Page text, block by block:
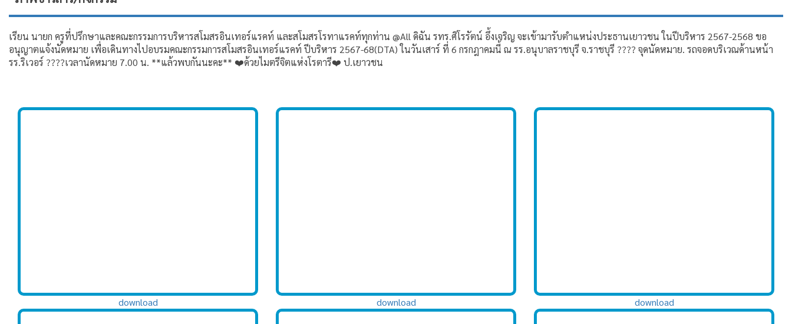
เรียน นายก ครูที่ปรึกษาและคณะกรรมการบริหารสโมสรอินเทอร์แรคท์ และสโมสรโรทาแรคท์ทุกท่าน @All ดิฉัน รทร.ศิโรรัตน์ อึ้งเจริญ จะเข้ามารับตำแหน่งประธานเยาวชน ในปีบริหาร 2567-2568 ขอ
อนุญาตแจ้งนัดหมาย เพื่อเดินทางไปอบรมคณะกรรมการสโมสรอินเทอร์แรคท์ ปีบริหาร 2567-68(DTA) ในวันเสาร์ ที่ 6 กรกฎาคมนี้ ณ รร.อนุบาลราชบุรี จ.ราชบุรี ???? จุดนัดหมาย. รถจอดบริเวณด้านหน้า
รร.ริเวอร์ ????เวลานัดหมาย 7.00 น. **แล้วพบกันนะคะ** ❤️ด้วยไมตรีจิตแห่งโรตารี❤️ ป.เยาวชน
download download download